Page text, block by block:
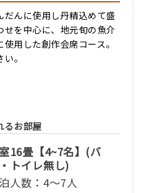
円/人/泊 ～
詳細
だんに使用し丹精込めて盛
を中心に、地元旬の魚介
用した創作会席コース。
。
るお部屋
16畳【4~7名】(バ
トイレ無し)
人数：4～7人